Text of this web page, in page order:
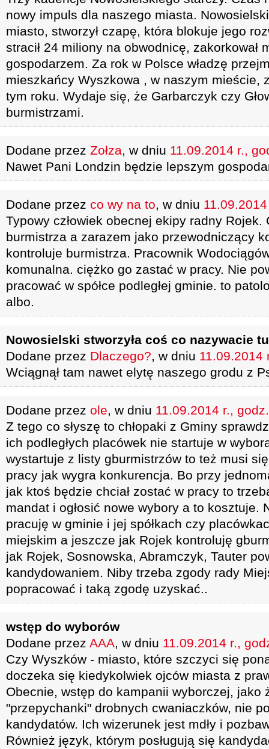
nowy impuls dla naszego miasta.
miasto, stworzył czapę, która blokuje jego
stracił 24 miliony na obwodnicę, zakorkował
gospodarzem. Za rok w Polsce władzę
mieszkańcy Wyszkowa , w naszym mieście,
tym roku. Wydaje się, że Garbarczyk czy
burmistrzami.
Dodane przez Zołza, w dniu 11.09.2014 r.,
Nawet Pani Londzin będzie lepszym
Dodane przez co wy na to, w dniu
Typowy człowiek obecnej ekipy radny Rojek.
burmistrza a zarazem jako przewodniczący
kontroluje burmistrza. Pracownik
komunalna. ciężko go zastać w pracy. Nie
pracować w spółce podległej gminie. to
albo.
Nowosielski stworzyła coś co nazywacie
Dodane przez Dlaczego?, w dniu 11.09.2014
Wciągnął tam nawet elytę naszego grodu z
Dodane przez ole, w dniu 11.09.2014 r.,
Z tego co słyszę to chłopaki z Gminy
ich podległych placówek nie startuje w
wystartuje z listy gburmistrzów to też musi
pracy jak wygra konkurencja. Bo przy
jak ktoś będzie chciał zostać w pracy to
mandat i ogłosić nowe wybory a to kosztuje.
pracuję w gminie i jej spółkach czy
miejskim a jeszcze jak Rojek kontroluję
jak Rojek, Sosnowska, Abramczyk, Tauter
kandydowaniem. Niby trzeba zgody rady
popracować i taką zgodę uzyskać..
wstęp do wyborów
Dodane przez AAA, w dniu 11.09.2014 r.,
Czy Wyszków - miasto, które szczyci się
doczeka się kiedykolwiek ojców miasta z
Obecnie, wstęp do kampanii wyborczej, jako
"przepychanki" drobnych cwaniaczków, nie
kandydatów. Ich wizerunek jest mdły i
Również język, którym posługują się